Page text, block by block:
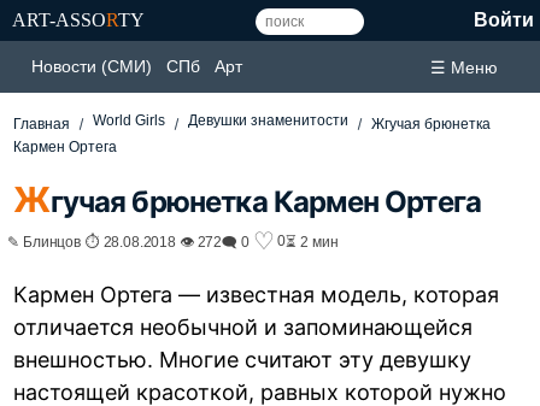
ART-ASSORTY Войти
Новости (СМИ) СПб Арт ☰ Меню
Главная World Girls Девушки знаменитости
Жгучая брюнетка
Кармен Ортега
Жгучая брюнетка Кармен Ортега
✎ Блинцов ⏱ 28.08.2018 👁 272🗨 0 ♡ 0⏳ 2 мин
Кармен Ортега — известная модель, которая
отличается необычной и запоминающейся
внешностью. Многие считают эту девушку
настоящей красоткой, равных которой нужно